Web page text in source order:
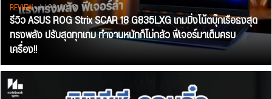
REVIEW• Jul 28, 2026
รีวิว ASUS ROG Strix SCAR 18 G835LXG เกมมิ่งโน้ตบุ๊กเรือธงสุด
ทรงพลัง ปรับสุดทุกเกม ทำงานหนักก็ไม่กลัว ฟีเจอร์มาเต็มครบ
เครื่อง!!